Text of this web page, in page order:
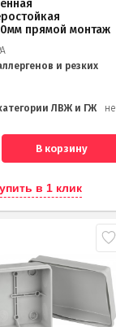
прямой монтаж
и резких
ЛВЖ и ГЖ
В корзину
в 1 клик